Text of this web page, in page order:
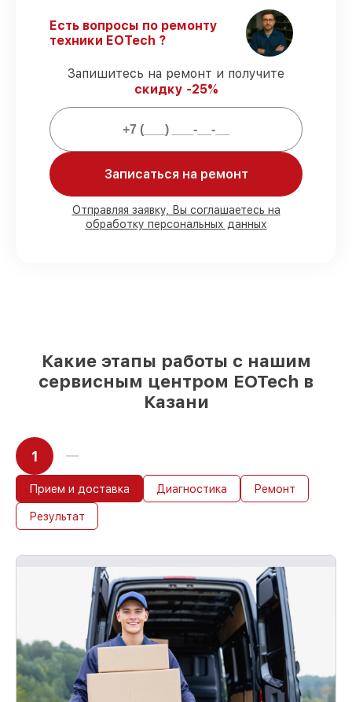
оптического прицела EOTech 3.5-18x50
FFP в оговоренные сроки.
Поддержка после ремонта – все
ремонтные услуги и комплектующие
защищены гарантийной поддержкой до
Мы гарантируем:
ремонтов закрываем в присутствии
клиента
90%запчастей EOTech имеются на
складе в Казани, остальные поступают
Есть вопросы по ремонту
техники EOTech ?
Запишитесь на ремонт и получите
скидку -25%
Записаться на ремонт
Отправляя заявку, Вы соглашаетесь на
обработку персональных данных
Какие этапы работы с нашим
сервисным центром EOTech в
Казани
1
Прием и доставка Диагностика Ремонт
Результат